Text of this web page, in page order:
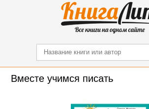
Вместе учимся писать